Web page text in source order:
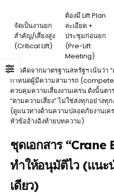
จัดเป็นงานยก
สำคัญ/เสี่ยงสูง
(Critical Lift)
ต้องมี Lift Plan
ละเอียด +
ประชุมก่อนยก
(Pre-Lift
Meeting)
แนวคิดจากมาตรฐานสหรัฐฯ เน้นว่า
กำหนดผู้มีความสามารถ
ควบคุมความเสี่ยงงานเครน ดังนั้นต
“ตามความเสี่ยง” ไม่ใช่ส่งทุกอย่าง
(ดูแนวทางด้านความปลอดภัยงานเค
หัวข้ออ้างอิงท้ายบทความ)
ชุดเอกสาร “Crane
ทำให้อนุมัติไว (แนะ
เดียว)